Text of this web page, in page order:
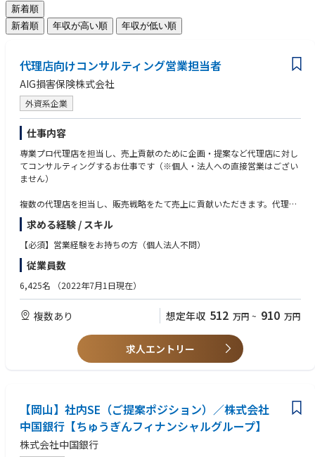
新着順
新着順
年収が高い順 年収が低い順
代理店向けコンサルティング営業担当者
AIG損害保険株式会社
外資系企業
仕事内容
専業プロ代理店を担当し、売上貢献のために企画・提案など代理店に対し
てコンサルティングするお仕事です（※個人・法人への直接営業はござい
ません）
複数の代理店を担当し、販売戦略をたて売上に貢献いただきます。代理店
の方からの信頼も厚く、誇りとやりがいを持てるお仕事です。
本社と地域事業本部の方針に則り戦略・施策を遂行していただくことを期
待します。
中長期的には難易度の高いマーケット開発や将来専業プロ代理店となる研
修生の採用・育成などもお任せしていきます。保険商品のみならず仕事を
通じて幅広く多くのことを学び、プロフェッショナルに成長できます。
【教育研修】座学とOJTを組み合わせ、保険の知識や業務の流れを徐々に
す。未経験者でもしっかりと育成していきますのでご安心ください。
・希望勤務地制度は、北海道から沖縄まで日本全国を11の勤務エリアに区
分し、その中から希望勤務エリアを選択し、そのエリア外へ転勤すること
なく、希望する地域に根付いてキャリアを築いていく制度です。
求める経験 / スキル
【必須】営業経験をお持ちの方（個人法人不問）
従業員数
6,425名 （2022年7月1日現在）
複数あり 想定年収 512 万円 ~ 910 万円
求人エントリー
【岡山】社内SE（ご提案ポジション）／株式会社
中国銀行【ちゅうぎんフィナンシャルグループ】
株式会社中国銀行